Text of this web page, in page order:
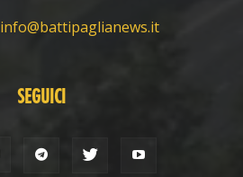
info@battipaglianews.it
SEGUICI